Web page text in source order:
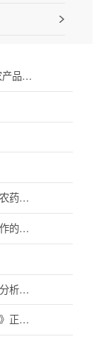
农残新标准出台 —专访农业农村部农产品质量安全监管司负责人
农业农村部：明确肥料产品中检测出农药成分适用法律
关于全面加强危险化学品安全生产工作的意见
《农药产品中有效成分含量测定通用分析方法 液相色谱法》农业行业标准通过专家审定
新修订《中华人民共和国产品质量法》正式实施